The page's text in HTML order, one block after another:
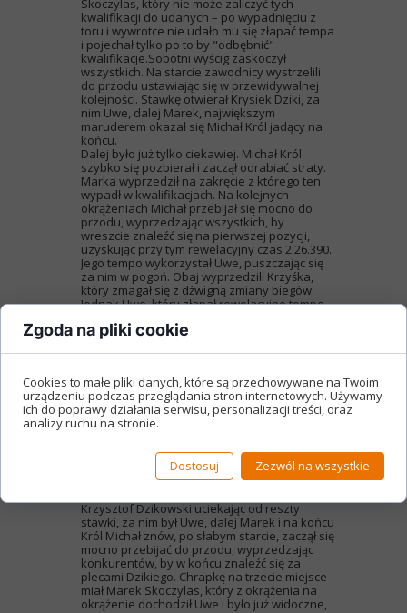
Skoczylas, który nie może zaliczyć tych
kwalifikacji do udanych – po wypadnięciu z
toru i wywrotce nie udało mu się złapać tempa
i pojechał tylko po to by "odbębnić"
kwalifikacje.Sobotni wyścig zaskoczył
wszystkich. Na starcie zawodnicy wystrzelili
do przodu ustawiając się w przewidywalnej
kolejności. Stawkę otwierał Krysiek Dziki, za
nim Uwe, dalej Marek, największym
maruderem okazał się Michał Król jadący na
końcu.
Dalej było już tylko ciekawiej. Michał Król
szybko się pozbierał i zaczął odrabiać straty.
Marka wyprzedził na zakręcie z którego ten
wypadł w kwalifikacjach. Na kolejnych
okrążeniach Michał przebijał się mocno do
przodu, wyprzedzając wszystkich, by
wreszcie znaleźć się na pierwszej pozycji,
uzyskując przy tym rewelacyjny czas 2:26.390.
Jego tempo wykorzystał Uwe, puszczając się
za nim w pogoń. Obaj wyprzedzili Krzyśka,
który zmagał się z dźwigną zmiany biegów.
Jednak Uwe, który złapał rewelacyjne tempo,
Michałowi i wyprzedził go w piękny sposób,
wykorzystując tunel aerodynamiczny. Czyżby
doświadczenie z lotnictwa?W takiej kolejności
Zimmermann, drugi Michał Król, a Trzeci
Krzysztof Dzikowski.
Po takiej sobocie można było spodziewać się
jeszcze lepszej niedzieli. Ze względu na
poranną rozgrzewkę i stawili się dopiero na
starcie. Ustawienie wyglądało nieco inaczej,
ale nie miało to większego wpływu na dalszą
Krzysztof Dzikowski uciekając od reszty
stawki, za nim był Uwe, dalej Marek i na końcu
Król.Michał znów, po słabym starcie, zaczął się
mocno przebijać do przodu, wyprzedzając
konkurentów, by w końcu znaleźć się za
plecami Dzikiego. Chrapkę na trzecie miejsce
miał Marek Skoczylas, który z okrążenia na
okrążenie dochodził Uwe i było już widoczne,
Zgoda na pliki cookie
Cookies to małe pliki danych, które są przechowywane na Twoim
urządzeniu podczas przeglądania stron internetowych. Używamy
ich do poprawy działania serwisu, personalizacji treści, oraz
analizy ruchu na stronie.
Dostosuj Zezwól na wszystkie